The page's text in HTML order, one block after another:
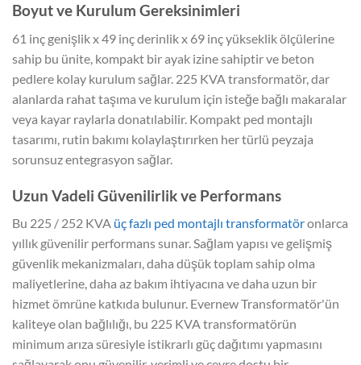
Boyut ve Kurulum Gereksinimleri
61 inç genişlik x 49 inç derinlik x 69 inç yükseklik ölçülerine
sahip bu ünite, kompakt bir ayak izine sahiptir ve beton
pedlere kolay kurulum sağlar. 225 KVA transformatör, dar
alanlarda rahat taşıma ve kurulum için isteğe bağlı makaralar
veya kayar raylarla donatılabilir. Kompakt ped montajlı
tasarımı, rutin bakımı kolaylaştırırken her türlü peyzaja
sorunsuz entegrasyon sağlar.
Uzun Vadeli Güvenilirlik ve Performans
Bu 225 / 252 KVA üç fazlı ped montajlı transformatöronlarca
yıllık güvenilir performans sunar. Sağlam yapısı ve gelişmiş
güvenlik mekanizmaları, daha düşük toplam sahip olma
maliyetlerine, daha az bakım ihtiyacına ve daha uzun bir
hizmet ömrüne katkıda bulunur. Evernew Transformatör'ün
kaliteye olan bağlılığı, bu 225 KVA transformatörün
minimum arıza süresiyle istikrarlı güç dağıtımı yapmasını